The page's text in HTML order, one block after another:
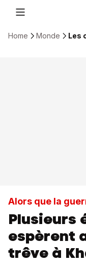
Home Monde Les
Alors que la
Plusieurs
espèrent
trêve à